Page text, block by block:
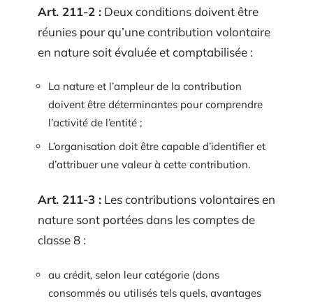
Art. 211-2 : Deux conditions doivent être
réunies pour qu’une contribution volontaire
en nature soit évaluée et comptabilisée :
La nature et l’ampleur de la contribution
doivent être déterminantes pour comprendre
l’activité de l’entité ;
L’organisation doit être capable d’identifier et
d’attribuer une valeur à cette contribution.
Art. 211-3 : Les contributions volontaires en
nature sont portées dans les comptes de
classe 8 :
au crédit, selon leur catégorie (dons
consommés ou utilisés tels quels, avantages